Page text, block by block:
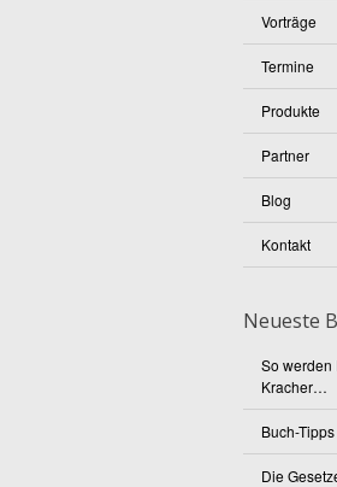
Vorträge
Termine
Produkte
Partner
Blog
Kontakt
Neueste
So werden
Kracher…
Buch-
Die